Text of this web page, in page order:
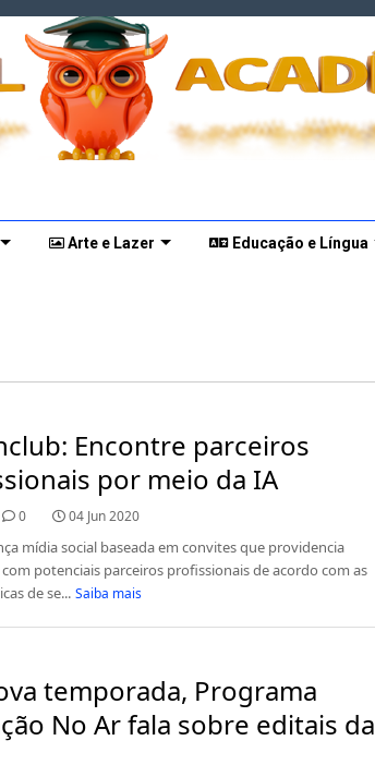
Arte e Lazer Educação e Língua
Encontre parceiros
por meio da IA
0 04 Jun 2020
mídia social baseada em convites que providencia
potenciais parceiros profissionais de acordo com as
de se... Saiba mais
temporada, Programa
No Ar fala sobre editais da